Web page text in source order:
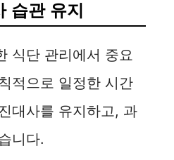
습관 유지
식단 관리에서 중요
적으로 일정한 시간
대사를 유지하고, 과
니다.